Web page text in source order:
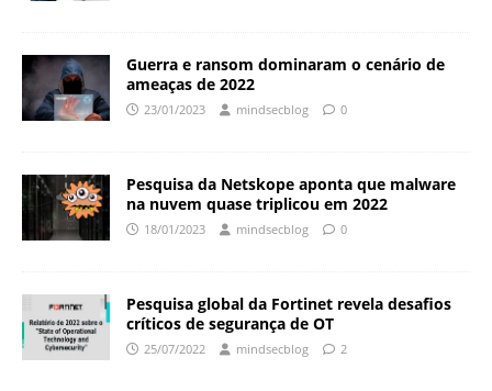
Guerra e ransom dominaram o cenário de
ameaças de 2022
23/01/2023 mindsecblog 0
Pesquisa da Netskope aponta que malware
na nuvem quase triplicou em 2022
18/01/2023 mindsecblog 0
Pesquisa global da Fortinet revela desafios
críticos de segurança de OT
25/07/2022 mindsecblog 2